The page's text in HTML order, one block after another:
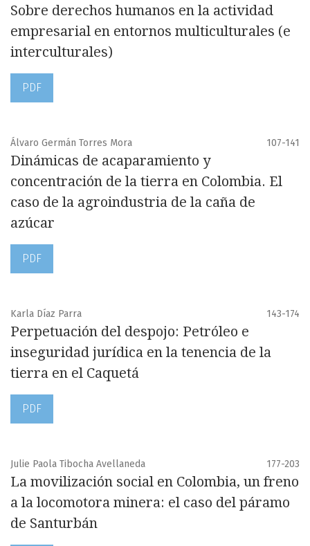
Sobre derechos humanos en la actividad
empresarial en entornos multiculturales (e
interculturales)
PDF
Álvaro Germán Torres Mora 107-141
Dinámicas de acaparamiento y
concentración de la tierra en Colombia. El
caso de la agroindustria de la caña de
azúcar
PDF
Karla Díaz Parra 143-174
Perpetuación del despojo: Petróleo e
inseguridad jurídica en la tenencia de la
tierra en el Caquetá
PDF
Julie Paola Tibocha Avellaneda 177-203
La movilización social en Colombia, un freno
a la locomotora minera: el caso del páramo
de Santurbán